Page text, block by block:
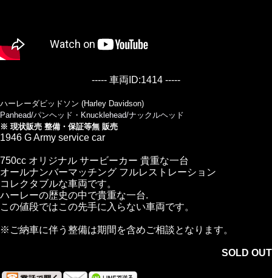
----- 車両ID:1414 -----
ハーレーダビッドソン (Harley Davidson)
Panhead/パンヘッド・Knucklehead/ナックルヘッド
※ 現状販売 整備・保証等無 販売
1946 G Army service car
750cc オリジナル サービーカー 貴重な一台
オールナンバーマッチング フルレストレーション
コレクタブルな車両です。
ハーレーの歴史の中で貴重な一台.
この値段ではこの先手に入らない車両です。
※ご納車に伴う整備は期間を含めご相談となります。
SOLD OUT